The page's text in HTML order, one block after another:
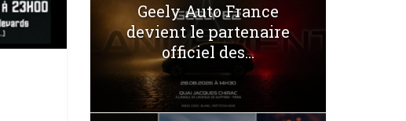
Geely Auto France
devient le partenaire
officiel des...